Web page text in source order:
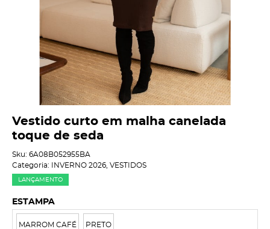
Vestido curto em malha canelada
toque de seda
Sku: 6A08B052955BA
Categoria:
INVERNO 2026 VESTIDOS
LANÇAMENTO
ESTAMPA
MARROM CAFÉ PRETO